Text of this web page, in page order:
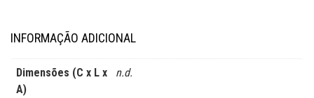
INFORMAÇÃO ADICIONAL
Dimensões (C x L x
A)
n.d.